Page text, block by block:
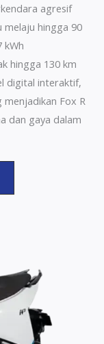
agresif
melaju hingga 90
kWh
hingga 130 km
digital interaktif,
Fox R
dan gaya dalam